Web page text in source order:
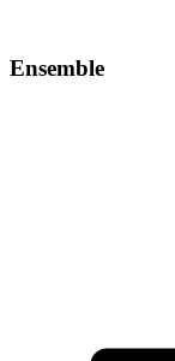
Ensemble